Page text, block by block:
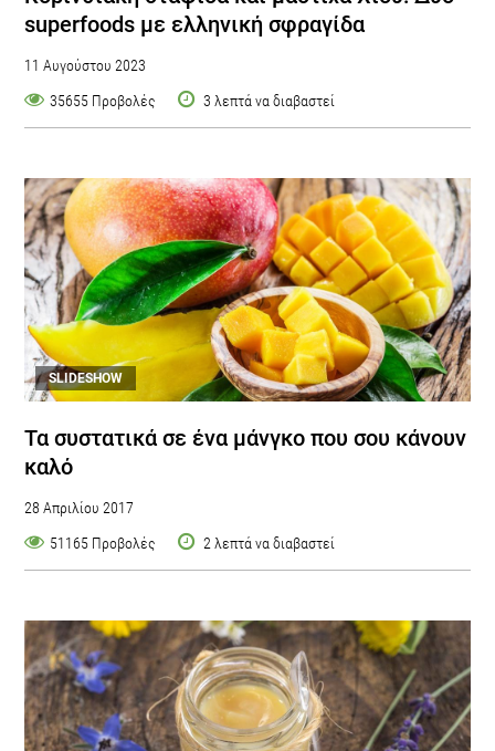
superfoods με ελληνική σφραγίδα
11 Αυγούστου 2023
35655 Προβολές
3 λεπτά να διαβαστεί
SLIDESHOW
Τα συστατικά σε ένα μάνγκο που σου κάνουν
καλό
28 Απριλίου 2017
51165 Προβολές
2 λεπτά να διαβαστεί